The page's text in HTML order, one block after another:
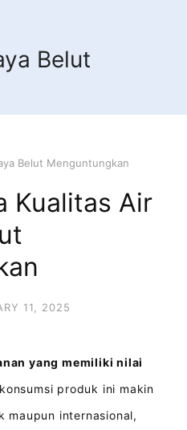
Belut
Belut Menguntungkan
Kualitas Air
11, 2025
yang memiliki nilai
produk ini makin
maupun internasional,